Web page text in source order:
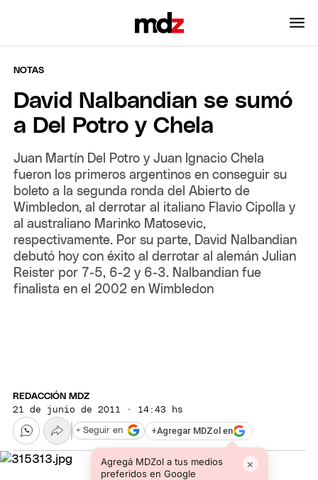
NOTAS
David Nalbandian se sumó
a Del Potro y Chela
Juan Martín Del Potro y Juan Ignacio Chela
fueron los primeros argentinos en conseguir su
boleto a la segunda ronda del Abierto de
Wimbledon, al derrotar al italiano Flavio Cipolla y
al australiano Marinko Matosevic,
respectivamente. Por su parte, David Nalbandian
debutó hoy con éxito al derrotar al alemán Julian
Reister por 7-5, 6-2 y 6-3. Nalbandian fue
finalista en el 2002 en Wimbledon
REDACCIÓN MDZ
21 de junio de 2011 · 14:43 hs
+Agregar MDZol en
Agregá MDZol a tus medios
preferidos en Google
×
+ Seguir en